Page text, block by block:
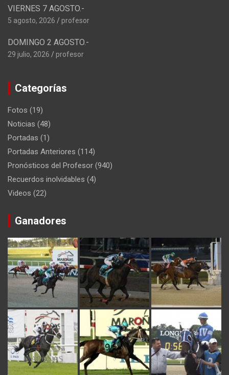
VIERNES 7 AGOSTO.-
5 agosto, 2026 profesor
DOMINGO 2 AGOSTO.-
29 julio, 2026 profesor
Categorías
Fotos (19)
Noticias (48)
Portadas (1)
Portadas Anteriores (114)
Pronósticos del Profesor (940)
Recuerdos inolvidables (4)
Videos (22)
Ganadores